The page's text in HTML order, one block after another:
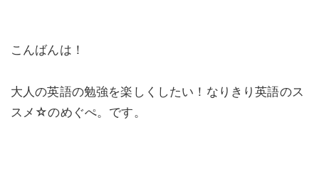
こんばんは！
大人の英語の勉強を楽しくしたい！なりきり英語のス
スメ☆のめぐぺ。です。